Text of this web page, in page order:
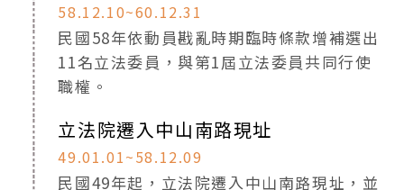
58.12.10~60.12.31
民國58年依動員戡亂時期臨時條款增補選出
11名立法委員，與第1屆立法委員共同行使
職權。
立法院遷入中山南路現址
49.01.01~58.12.09
民國49年起，立法院遷入中山南路現址，並